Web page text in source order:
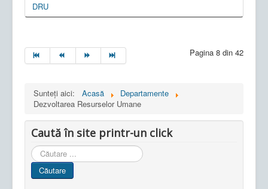
DRU
Pagina 8 din 42
Sunteți aici: Acasă
Departamente
Dezvoltarea Resurselor Umane
Caută în site printr-un click
Cauta
in
site
Căutare